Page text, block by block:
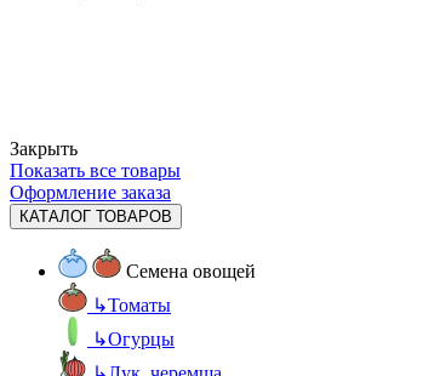
Закрыть
Показать все товары
Оформление заказа
КАТАЛОГ ТОВАРОВ
Семена овощей
↳Томаты
↳Огурцы